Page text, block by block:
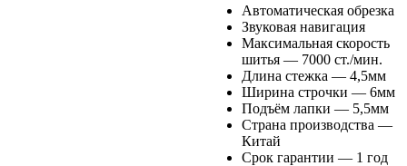
Автоматическая обрезка
Звуковая навигация
Максимальная скорость
шитья — 7000 ст./мин.
Длина стежка — 4,5мм
Ширина строчки — 6мм
Подъём лапки — 5,5мм
Страна производства —
Китай
Срок гарантии — 1 год